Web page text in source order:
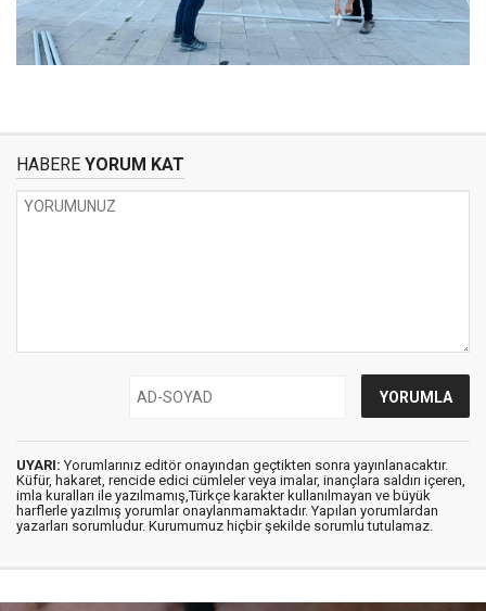
HABERE YORUM KAT
UYARI: Yorumlarınız editör onayından geçtikten sonra yayınlanacaktır.
Küfür, hakaret, rencide edici cümleler veya imalar, inançlara saldırı içeren,
imla kuralları ile yazılmamış,Türkçe karakter kullanılmayan ve büyük
harflerle yazılmış yorumlar onaylanmamaktadır. Yapılan yorumlardan
yazarları sorumludur. Kurumumuz hiçbir şekilde sorumlu tutulamaz.